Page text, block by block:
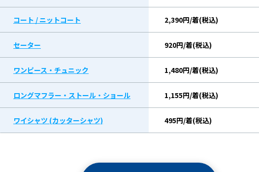
コート / ニットコート 2,390円/着(税込)
セーター 920円/着(税込)
ワンピース・チュニック 1,480円/着(税込)
ロングマフラー・ストール・ショール 1,155円/着(税込)
ワイシャツ (カッターシャツ) 495円/着(税込)